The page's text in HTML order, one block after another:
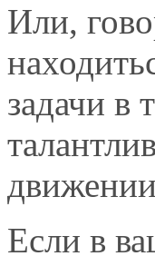
Или,
задачи в
Если в